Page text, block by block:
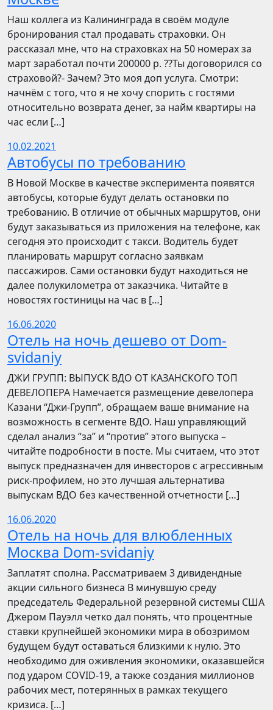
Наш коллега из Калининграда в своём модуле
бронирования стал продавать страховки. Он
рассказал мне, что на страховках на 50 номерах за
март заработал почти 200000 р. ??Ты договорился со
страховой?- Зачем? Это моя доп услуга. Смотри:
начнём с того, что я не хочу спорить с гостями
относительно возврата денег, за найм квартиры на
час если […]
10.02.2021
Автобусы по требованию
В Новой Москве в качестве эксперимента появятся
автобусы, которые будут делать остановки по
требованию. В отличие от обычных маршрутов, они
будут заказываться из приложения на телефоне, как
сегодня это происходит с такси. Водитель будет
планировать маршрут согласно заявкам
пассажиров. Сами остановки будут находиться не
далее полукилометра от заказчика. Читайте в
новостях гостиницы на час в […]
16.06.2020
Отель на ночь дешево от Dom-
svidaniy
​​ДЖИ ГРУПП: ВЫПУСК ВДО ОТ КАЗАНСКОГО ТОП
ДЕВЕЛОПЕРА Намечается размещение девелопера
Казани “Джи-Групп”, обращаем ваше внимание на
возможность в сегменте ВДО. Наш управляющий
сделал анализ “за” и “против” этого выпуска –
читайте подробности в посте. Мы считаем, что этот
выпуск предназначен для инвесторов с агрессивным
риск-профилем, но это лучшая альтернатива
выпускам ВДО без качественной отчетности […]
16.06.2020
Отель на ночь для влюбленных
Москва Dom-svidaniy
Заплатят сполна. Рассматриваем 3 дивидендные
акции сильного бизнеса В минувшую среду
председатель Федеральной резервной системы США
Джером Пауэлл четко дал понять, что процентные
ставки крупнейшей экономики мира в обозримом
будущем будут оставаться близкими к нулю. Это
необходимо для оживления экономики, оказавшейся
под ударом COVID-19, а также создания миллионов
рабочих мест, потерянных в рамках текущего
кризиса. […]